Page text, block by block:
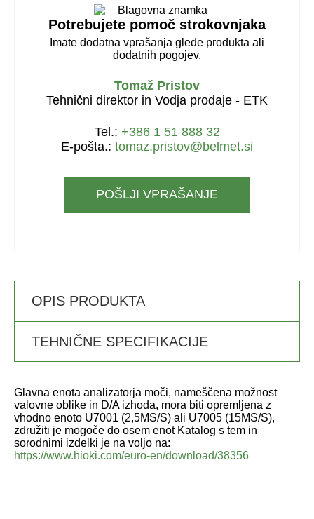
Potrebujete pomoč strokovnjaka
Imate dodatna vprašanja glede produkta ali
dodatnih pogojev.
Tomaž Pristov
Tehnični direktor in Vodja prodaje - ETK
Tel.: +386 1 51 888 32
E-pošta.: tomaz.pristov@belmet.si
POŠLJI VPRAŠANJE
OPIS PRODUKTA
TEHNIČNE SPECIFIKACIJE
Glavna enota analizatorja moči, nameščena možnost
valovne oblike in D/A izhoda, mora biti opremljena z
vhodno enoto U7001 (2,5MS/S) ali U7005 (15MS/S),
združiti je mogoče do osem enot Katalog s tem in
sorodnimi izdelki je na voljo na:
https://www.hioki.com/euro-en/download/38356